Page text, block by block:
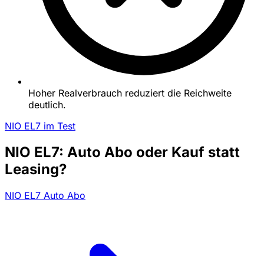
Hoher Realverbrauch reduziert die Reichweite
deutlich.
NIO EL7 im Test
NIO EL7: Auto Abo oder Kauf statt
Leasing?
NIO EL7 Auto Abo